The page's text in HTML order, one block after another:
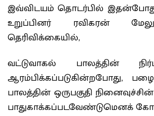
இவ்விடயம் தொடர்பில்
உறுப்பினர் ரவிகரன்
தெரிவிக்கையில்,
வட்டுவாகல் பாலத்தின்
ஆரம்பிக்கப்படுகின்றபோது,
பாலத்தின் ஒருபகுதி
பாதுகாக்கப்படவேண்டுமெனக்